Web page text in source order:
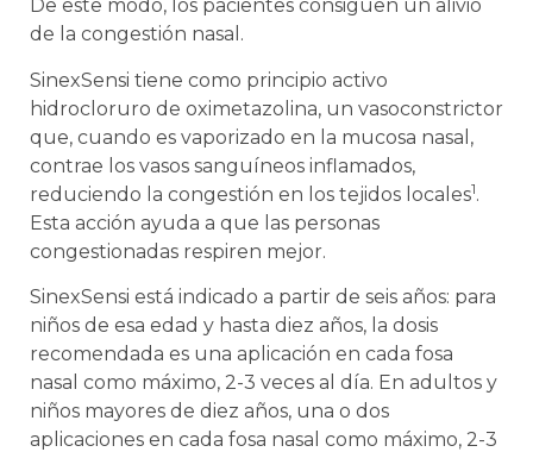
De este modo, los pacientes consiguen un alivio
de la congestión nasal.
SinexSensi tiene como principio activo
hidrocloruro de oximetazolina, un vasoconstrictor
que, cuando es vaporizado en la mucosa nasal,
contrae los vasos sanguíneos inflamados,
reduciendo la congestión en los tejidos locales1.
Esta acción ayuda a que las personas
congestionadas respiren mejor.
SinexSensi está indicado a partir de seis años: para
niños de esa edad y hasta diez años, la dosis
recomendada es una aplicación en cada fosa
nasal como máximo, 2-3 veces al día. En adultos y
niños mayores de diez años, una o dos
aplicaciones en cada fosa nasal como máximo, 2-3